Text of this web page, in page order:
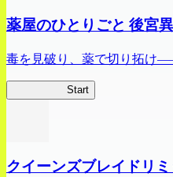
薬屋のひとりごと 後宮
毒を見破り、薬で切り拓け
Start
クイーンズブレイドリ